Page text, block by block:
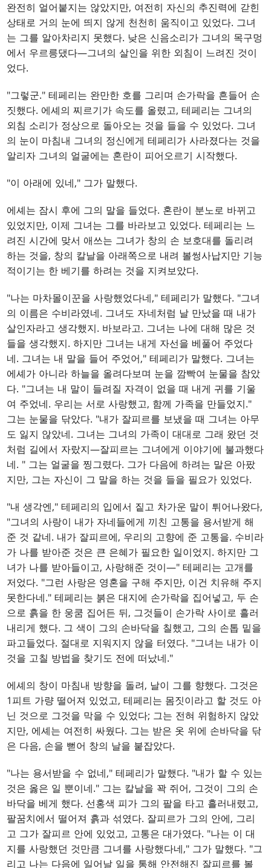
완전히 얼어붙지는 않았지만, 여전히 자신의 추진력에 갇힌
상태로 거의 눈에 띄지 않게 천천히 움직이고 있었다. 그녀
는 그를 알아차리지 못했다. 낮은 신음소리가 그녀의 목구멍
에서 우르릉댔다—그녀의 살인을 위한 외침이 느려진 것이
었다.
"그렇군." 테페리는 완만한 호를 그리며 손가락을 흔들어 손
짓했다. 에셰의 찌르기가 속도를 올렸고, 테페리는 그녀의
외침 소리가 정상으로 돌아오는 것을 들을 수 있었다. 그녀
의 눈이 마침내 그녀의 정신에게 테페리가 사라졌다는 것을
알리자 그녀의 얼굴에는 혼란이 피어오르기 시작했다.
"이 아래에 있네," 그가 말했다.
에셰는 잠시 후에 그의 말을 들었다. 혼란이 분노로 바뀌고
있었지만, 이제 그녀는 그를 바라보고 있었다. 테페리는 느
려진 시간에 맞서 애쓰는 그녀가 창의 손 보호대를 돌리려
하는 것을, 창의 칼날을 아래쪽으로 내려 볼썽사납지만 기능
적이기는 한 베기를 하려는 것을 지켜보았다.
"나는 마차몰이꾼을 사랑했었다네," 테페리가 말했다. "그녀
의 이름은 수비라였네. 그녀도 자네처럼 날 만났을 때 내가
살인자라고 생각했지. 바보라고. 그녀는 나에 대해 많은 것
들을 생각했지. 하지만 그녀는 내게 자선을 베풀어 주었다
네. 그녀는 내 말을 들어 주었어," 테페리가 말했다. 그녀는
에셰가 아니라 하늘을 올려다보며 눈을 깜빡여 눈물을 참았
다. "그녀는 내 말이 들려질 자격이 없을 때 내게 귀를 기울
여 주었네. 우리는 서로 사랑했고, 함께 가족을 만들었지."
그는 눈물을 닦았다. "내가 잘피르를 보냈을 때 그녀는 아무
도 잃지 않았네. 그녀는 그녀의 가족이 대대로 그래 왔던 것
처럼 길에서 자랐지—잘피르는 그녀에게 이야기에 불과했다
네. " 그는 얼굴을 찡그렸다. 그가 다음에 하려는 말은 아팠
지만, 그는 자신이 그 말을 하는 것을 들을 필요가 있었다.
"내 생각엔," 테페리의 입에서 짙고 차가운 말이 튀어나왔다,
"그녀의 사랑이 내가 자네들에게 끼친 고통을 용서받게 해
준 것 같네. 내가 잘피르에, 우리의 고향에 준 고통을. 수비라
가 나를 받아준 것은 큰 은혜가 필요한 일이었지. 하지만 그
녀가 나를 받아들이고, 사랑해준 것이—" 테페리는 고개를
저었다. "그런 사랑은 영혼을 구해 주지만, 이건 치유해 주지
못한다네." 테페리는 붉은 대지에 손가락을 집어넣고, 두 손
으로 흙을 한 웅쿰 집어든 뒤, 그것들이 손가락 사이로 흘러
내리게 했다. 그 색이 그의 손바닥을 칠했고, 그의 손톱 밑을
파고들었다. 절대로 지워지지 않을 터였다. "그녀는 내가 이
것을 고칠 방법을 찾기도 전에 떠났네."
에셰의 창이 마침내 방향을 돌려, 날이 그를 향했다. 그것은
1피트 가량 떨어져 있었고, 테페리는 몸짓이라고 할 것도 아
닌 것으로 그것을 막을 수 있었다; 그는 전혀 위험하지 않았
지만, 에셰는 여전히 싸웠다. 그는 받은 옷 위에 손바닥을 닦
은 다음, 손을 뻗어 창의 날을 붙잡았다.
"나는 용서받을 수 없네," 테페리가 말했다. "내가 할 수 있는
것은 옳은 일 뿐이네." 그는 칼날을 꽉 쥐어, 그것이 그의 손
바닥을 베게 했다. 선홍색 피가 그의 팔을 타고 흘러내렸고,
팔꿈치에서 떨어져 흙과 섞였다. 잘피르가 그의 안에, 그리
고 그가 잘피르 안에 있었고, 고통은 대가였다. "나는 이 대
지를 사랑했던 것만큼 그녀를 사랑했다네," 그가 말했다. "그
리고 나는 다음에 일어날 일을 통해 안전해진 잘피르를 볼